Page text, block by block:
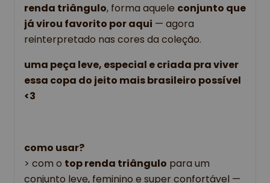
renda triângulo, forma aquele conjunto que
já virou favorito por aqui — agora
reinterpretado nas cores da coleção.
uma peça leve, especial e criada pra viver
essa copa do jeito mais brasileiro possível
<3
como usar?
> com o top renda triângulo para um
conjunto leve, feminino e super confortável —